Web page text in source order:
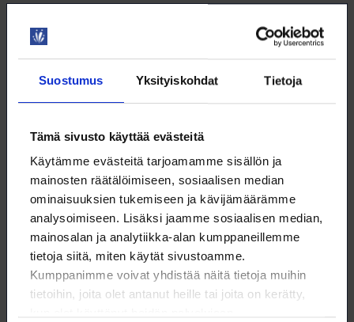
Suostumus Yksityiskohdat Tietoja
Tämä sivusto käyttää evästeitä
Käytämme evästeitä tarjoamamme sisällön ja
mainosten räätälöimiseen, sosiaalisen median
ominaisuuksien tukemiseen ja kävijämäärämme
analysoimiseen. Lisäksi jaamme sosiaalisen median,
mainosalan ja analytiikka-alan kumppaneillemme
tietoja siitä, miten käytät sivustoamme.
Kumppanimme voivat yhdistää näitä tietoja muihin
tietoihin, joita olet antanut heille tai joita on kerätty,
Juristi
marjaana.kousa@loimu.fi